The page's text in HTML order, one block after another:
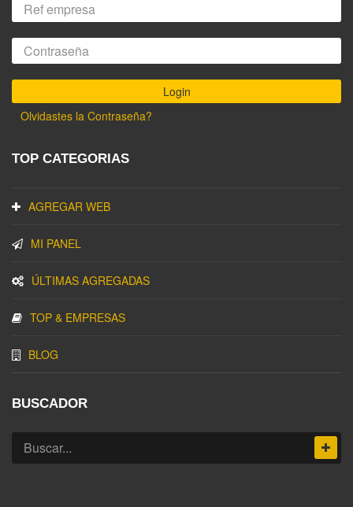
Olvidastes la Contraseña?
TOP CATEGORIAS
AGREGAR WEB
MI PANEL
ÚLTIMAS AGREGADAS
TOP & EMPRESAS
BLOG
BUSCADOR